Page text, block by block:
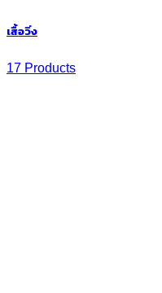
เสื้อวิ่ง
17 Products